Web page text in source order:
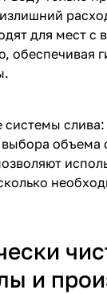
для мест с
обеспечивая
слива:
объема
и